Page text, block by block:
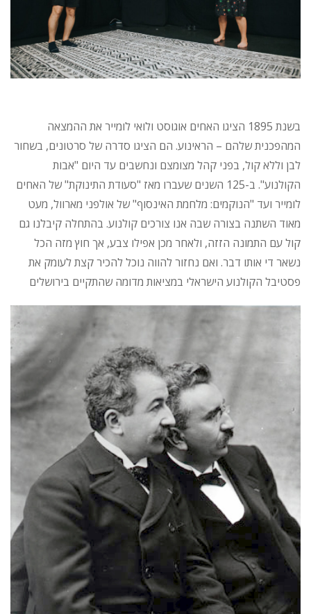
בשנת 1895 הציגו האחים אוגוסט ולואי לומייר את ההמצאה
המהפכנית שלהם – הראינוע. הם הציגו סדרה של סרטונים, בשחור
לבן וללא קול, בפני קהל מצומצם ונחשבים עד היום "אבות
הקולנוע". ב-125 השנים שעברו מאז "סעודת התינוקת" של האחים
לומייר ועד "הנוקמים: מלחמת האינסוף" של אולפני מארוול, מעט
מאוד השתנה בצורה שבה אנו צורכים קולנוע. בהתחלה קיבלנו גם
קול עם התמונה הזזה, ולאחר מכן אפילו צבע, אך חוץ מזה הכל
נשאר די אותו דבר. ואם נחזור להווה נוכל להכיר קצת לעומק את
פסטיבל הקולנוע הישראלי במציאות מדומה שהתקיים בירושלים